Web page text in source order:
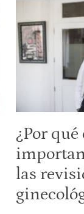
¿Por qué
las